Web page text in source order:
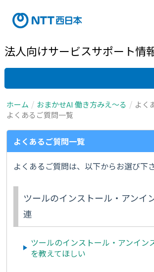
法人向けサービスサポート情
ホーム おまかせAI 働き方みえ～る
よく
よくあるご質問一覧
よくあるご質問一覧
よくあるご質問は、以下からお選び下さ
ツールのインストール・アンイ
連
ツールのインストール・アンイン
を教えてほしい